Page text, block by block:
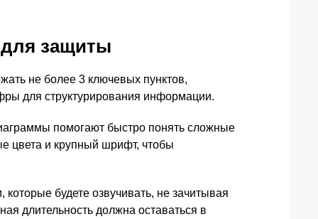
для защиты
не более 3 ключевых пунктов,
для структурирования информации.
помогают быстро понять сложные
цвета и крупный шрифт, чтобы
будете озвучивать, не зачитывая
длительность должна оставаться в